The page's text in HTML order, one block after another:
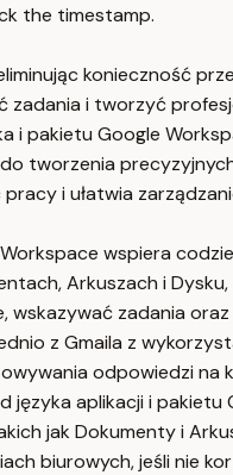
the timestamp.
konieczność
zadania i tworzyć
i pakietu Google
tworzenia
i ułatwia
wspiera
Arkuszach i
wskazywać zadania
z Gmaila z
odpowiedzi na
języka aplikacji i pakietu
jak Dokumenty i
biurowych, jeśli nie